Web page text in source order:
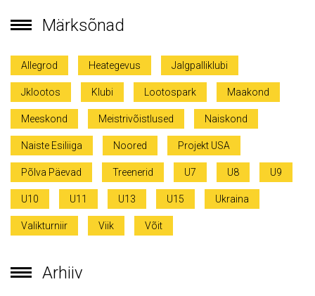
Märksõnad
Allegrod Heategevus Jalgpalliklubi
Jklootos Klubi Lootospark Maakond
Meeskond Meistrivõistlused Naiskond
Naiste Esiliiga Noored Projekt USA
Põlva Päevad Treenerid U7 U8 U9
U10 U11 U13 U15 Ukraina
Valikturniir Viik Võit
Arhiiv